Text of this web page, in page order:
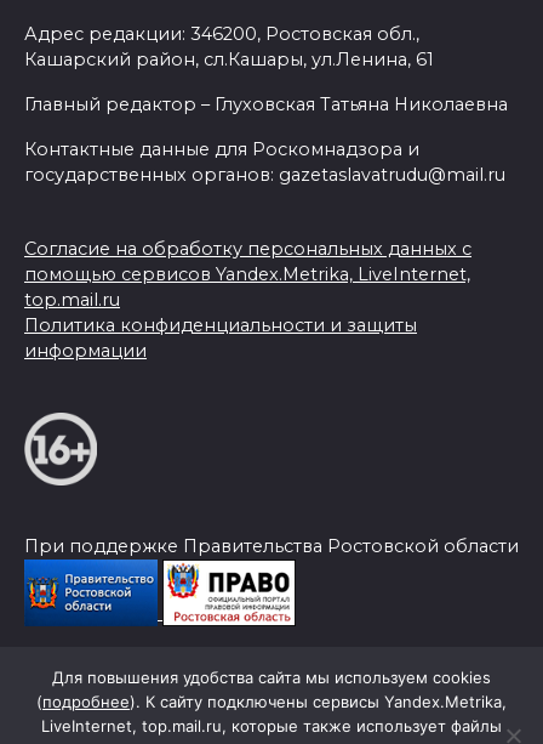
Адрес редакции: 346200, Ростовская обл.,
Кашарский район, сл.Кашары, ул.Ленина, 61
Главный редактор – Глуховская Татьяна Николаевна
Контактные данные для Роскомнадзора и
государственных органов: gazetaslavatrudu@mail.ru
Согласие на обработку персональных данных с
помощью сервисов Yandex.Metrika, LiveInternet,
top.mail.ru
Политика конфиденциальности и защиты
информации
При поддержке Правительства Ростовской области
© 2026 Слава Труду
Для повышения удобства сайта мы используем cookies
(подробнее). К сайту подключены сервисы Yandex.Metrika,
LiveInternet, top.mail.ru, которые также использует файлы